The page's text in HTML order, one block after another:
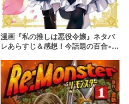
漫画『私の推しは悪役令嬢』ネタバ
レあらすじ＆感想！今話題の百合×転